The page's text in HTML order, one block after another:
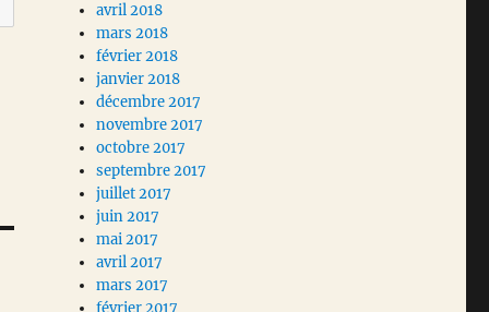
avril 2018
mars 2018
février 2018
janvier 2018
décembre 2017
novembre 2017
octobre 2017
septembre 2017
juillet 2017
juin 2017
mai 2017
avril 2017
mars 2017
février 2017